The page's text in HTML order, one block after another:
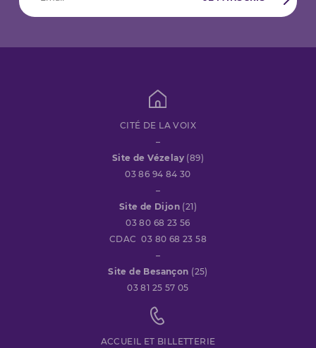
CITÉ DE LA VOIX
–
Site de Vézelay (89)
03 86 94 84 30
–
Site de Dijon (21)
03 80 68 23 56
CDAC 03 80 68 23 58
–
Site de Besançon (25)
03 81 25 57 05
ACCUEIL ET BILLETTERIE